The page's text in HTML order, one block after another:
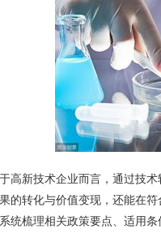
高新技术企业而言，通过技
的转化与价值变现，还能在
统梳理相关政策要点、适用条